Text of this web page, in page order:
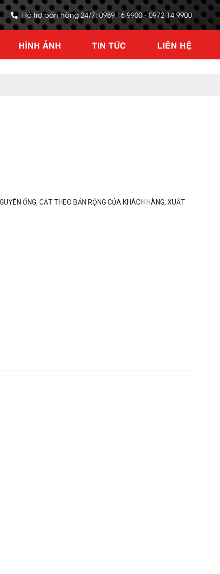
Hỗ trợ bán hàng 24/7: 0989 16 9900 - 0972 14 9900
HÌNH ẢNH TIN TỨC LIÊN HỆ
ỐNG, CẮT THEO BẢN RỘNG CỦA KHÁCH HÀNG, XUẤT